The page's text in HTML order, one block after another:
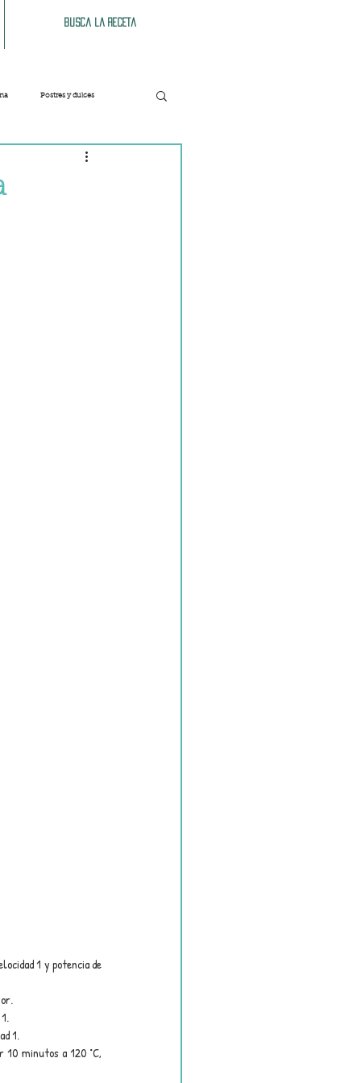
Busca la receta
Postres y dulces
Bebidas
1 y potencia de
1.
minutos a 120 °C,